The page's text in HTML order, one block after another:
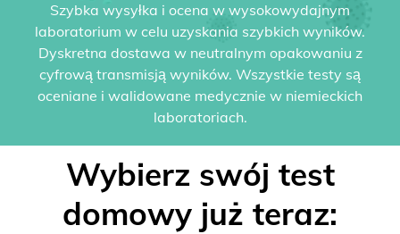
Szybka wysyłka i ocena w wysokowydajnym
laboratorium w celu uzyskania szybkich wyników.
Dyskretna dostawa w neutralnym opakowaniu z
cyfrową transmisją wyników. Wszystkie testy są
oceniane i walidowane medycznie w niemieckich
laboratoriach.
Wybierz swój test
domowy już teraz: